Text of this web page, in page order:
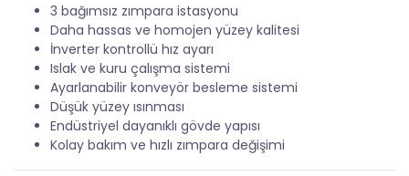
3 bağımsız zımpara istasyonu
Daha hassas ve homojen yüzey kalitesi
İnverter kontrollü hız ayarı
Islak ve kuru çalışma sistemi
Ayarlanabilir konveyör besleme sistemi
Düşük yüzey ısınması
Endüstriyel dayanıklı gövde yapısı
Kolay bakım ve hızlı zımpara değişimi